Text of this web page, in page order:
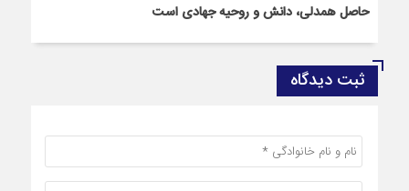
حاصل همدلی، دانش و روحیه جهادی است
ثبت دیدگاه